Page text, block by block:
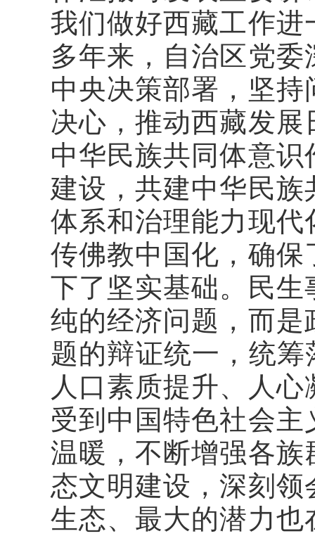
我们做好西藏工作
多年来，自治区党
中央决策部署，坚
决心，推动西藏发
中华民族共同体意
建设，共建中华民
体系和治理能力现
传佛教中国化，确
下了坚实基础。
民生
纯的经济问题，而
题的辩证统一，统
人口素质提升、人
受到中国特色社会
温暖，不断增强各
态文明建设，深刻
生态、最大的潜力